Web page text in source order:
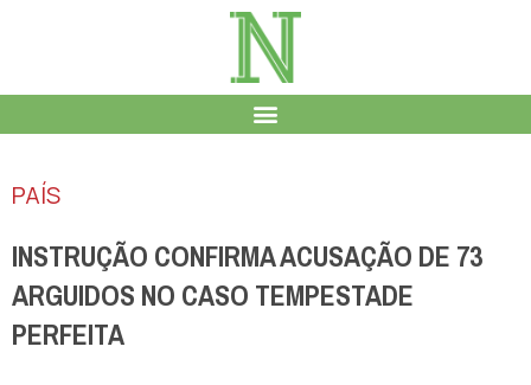
PAÍS
INSTRUÇÃO CONFIRMA ACUSAÇÃO DE 73
ARGUIDOS NO CASO TEMPESTADE
PERFEITA